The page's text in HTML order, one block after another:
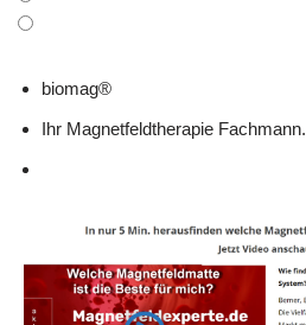
biomag®
Ihr Magnetfeldtherapie Fachmann.